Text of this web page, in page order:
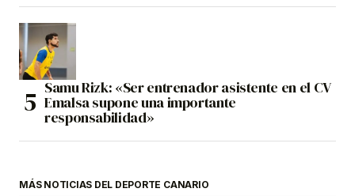
Samu Rizk: «Ser entrenador asistente en el CV
Emalsa supone una importante
responsabilidad»
MÁS NOTICIAS DEL DEPORTE CANARIO